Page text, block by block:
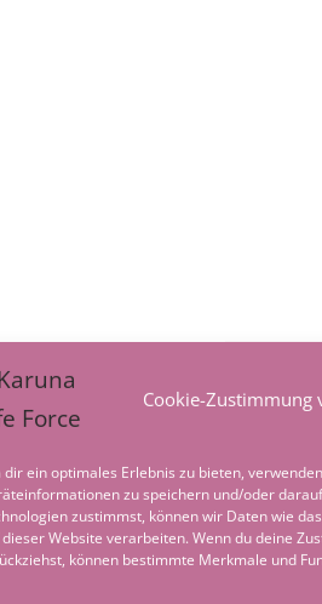
Cookie-Zustimmung
dir ein optimales Erlebnis zu bieten,
zu speichern und/oder
zustimmst, können wir Daten wie
Website verarbeiten. Wenn du deine
können bestimmte Merkmale und